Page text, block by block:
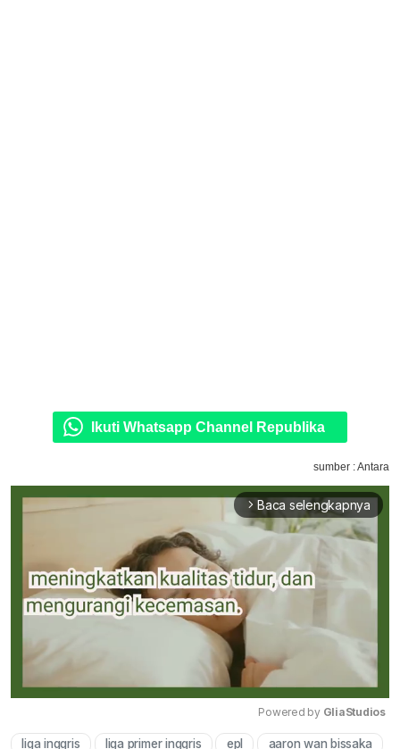
Ikuti Whatsapp Channel Republika
sumber : Antara
arrow_forward_ios Baca selengkapnya
Powered by GliaStudios
liga inggris liga primer inggris epl aaron wan bissaka